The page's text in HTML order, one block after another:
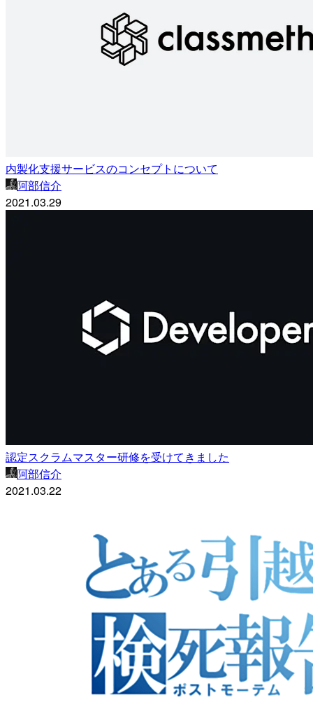
内製化支援サービスのコンセプトについて
阿部信介
2021.03.29
認定スクラムマスター研修を受けてきました
阿部信介
2021.03.22